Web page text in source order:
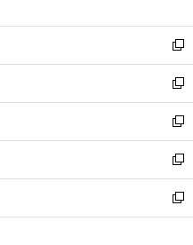
開
く
ウ
で
開
く
ン
ド
ウ
で
開
く
ウ
ィ
ン
ド
ウ
で
開
く
新
し
い
ウ
ィ
ン
ド
ウ
で
開
新
し
い
ウ
ィ
ン
ド
ウ
新
し
い
ウ
ィ
ン
新
し
い
ウ
新
し